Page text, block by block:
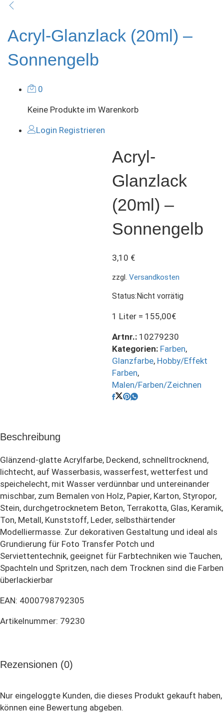
Acryl-Glanzlack (20ml) –
Sonnengelb
0
Keine Produkte im Warenkorb
Login Registrieren
Acryl-
Glanzlack
(20ml) –
Sonnengelb
3,10 €
zzgl. Versandkosten
Status:Nicht vorrätig
1 Liter = 155,00€
Artnr.: 10279230
Kategorien: Farben,
Glanzfarbe, Hobby/Effekt
Farben,
Malen/Farben/Zeichnen
Beschreibung
Glänzend-glatte Acrylfarbe, Deckend, schnelltrocknend,
lichtecht, auf Wasserbasis, wasserfest, wetterfest und
speichelecht, mit Wasser verdünnbar und untereinander
mischbar, zum Bemalen von Holz, Papier, Karton, Styropor,
Stein, durchgetrocknetem Beton, Terrakotta, Glas, Keramik,
Ton, Metall, Kunststoff, Leder, selbsthärtender
Modelliermasse. Zur dekorativen Gestaltung und ideal als
Grundierung für Foto Transfer Potch und
Serviettentechnik, geeignet für Farbtechniken wie Tauchen,
Spachteln und Spritzen, nach dem Trocknen sind die Farben
überlackierbar
EAN: 4000798792305
Artikelnummer: 79230
Rezensionen (0)
Nur eingeloggte Kunden, die dieses Produkt gekauft haben,
können eine Bewertung abgeben.